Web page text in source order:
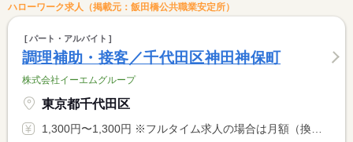
ハローワーク求人（掲載元：飯田橋公共職業安定所）
パート・アルバイト
調理補助・接客／千代田区神田神保町
株式会社イーエムグループ
東京都千代田区
1,300円〜1,300円 ※フルタイム求人の場合は月額（換算額）、パート求人の場合は時間額を表示しています。